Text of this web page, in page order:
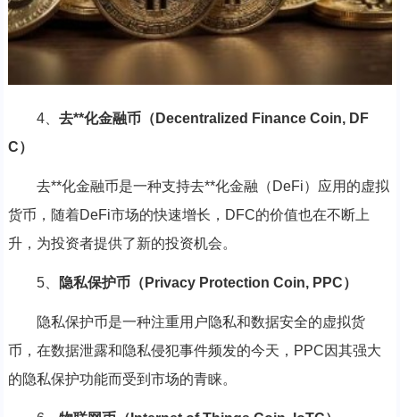
4、 去**化金融币（Decentralized Finance Coin, DF
C）
去**化金融币是一种支持去**化金融（DeFi）应用的虚拟
货币，随着DeFi市场的快速增长，DFC的价值也在不断上
升，为投资者提供了新的投资机会。
5、 隐私保护币（Privacy Protection Coin, PPC）
隐私保护币是一种注重用户隐私和数据安全的虚拟货
币，在数据泄露和隐私侵犯事件频发的今天，PPC因其强大
的隐私保护功能而受到市场的青睐。